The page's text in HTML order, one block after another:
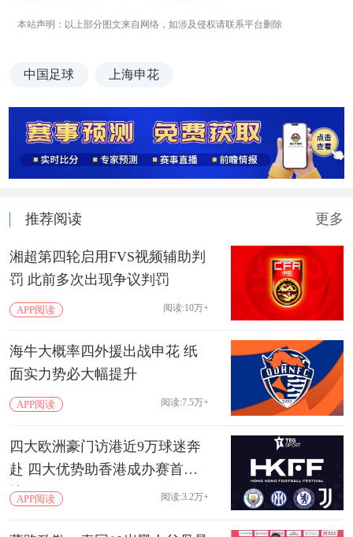
本站声明：以上部分图文来自网络，如涉及侵权请联系平台删除
中国足球 上海申花
推荐阅读 更多
湘超第四轮启用FVS视频辅助判
罚 此前多次出现争议判罚
APP阅读 阅读:10万+
海牛大概率四外援出战申花 纸
面实力势必大幅提升
APP阅读 阅读:7.5万+
四大欧洲豪门访港近9万球迷奔
赴 四大优势助香港成办赛首选
地APP阅读 阅读:3.2万+